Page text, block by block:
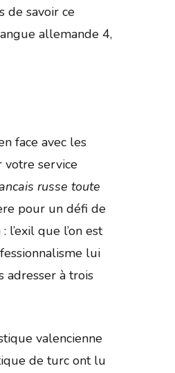
de savoir ce
allemande 4,
face avec les
votre service
russe toute
pour un défi de
que l’on est
lui
adresser à trois
valencienne
de turc ont lu